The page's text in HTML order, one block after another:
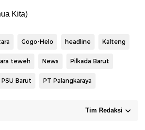
Kita)
Gogo-Helo headline Kalteng
teweh News Pilkada Barut
PSU Barut PT Palangkaraya
Tim Redaksi